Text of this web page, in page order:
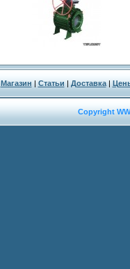
Магазин | Статьи | Доставка|
Copyright